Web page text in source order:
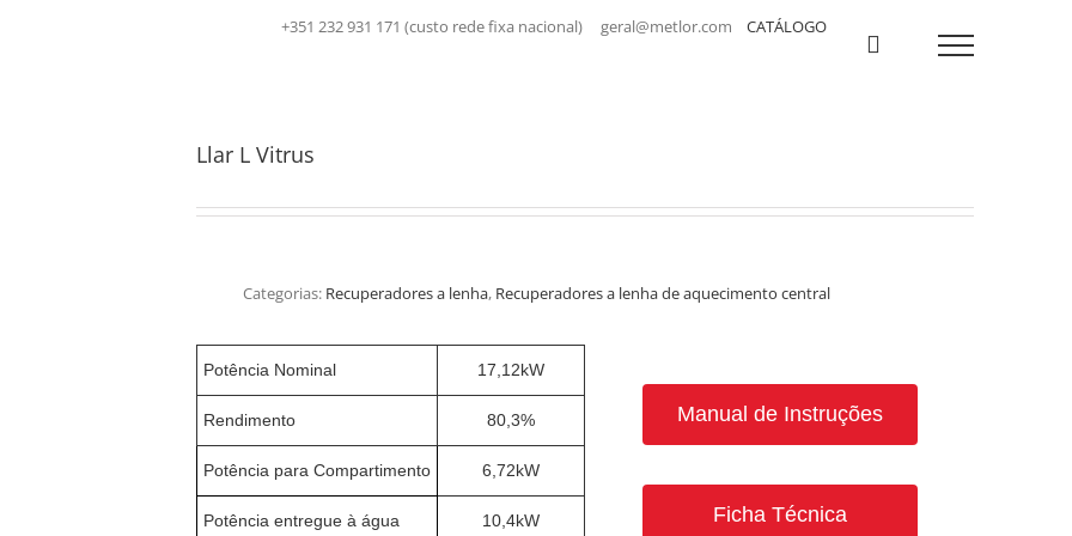
+351 232 931 171 (custo rede fixa nacional) geral@metlor.com CATÁLOGO
Llar L Vitrus
Potência Nominal 17,12kW
Rendimento 80,3%
Potência para Compartimento 6,72kW
Potência entregue à água 10,4kW
Manual de Instruções
Ficha Técnica
Categorias: Recuperadores a lenha, Recuperadores a lenha de aquecimento central